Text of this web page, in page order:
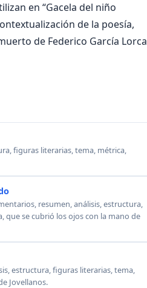
en “Gacela del niño
de la poesía,
de Federico García Lorca
figuras literarias, tema, métrica,
resumen, análisis, estructura,
que se cubrió los ojos con la mano de
estructura, figuras literarias, tema,
Jovellanos.